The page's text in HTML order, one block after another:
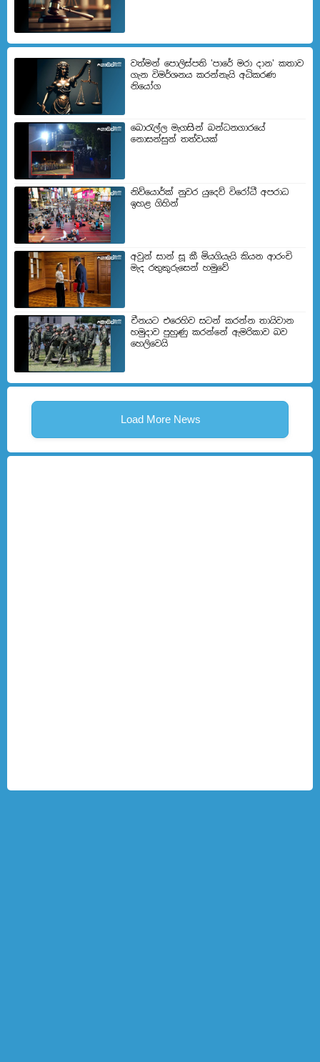
වත්මන් පොලිස්පති 'පාරේ මරා දාන' කතාව
ගැන විමර්ශනය කරන්නැයි අධිකරණ
නියෝග
බොරැල්ල මැගසින් බන්ධනගාරයේ
නොසන්සුන් තත්වයක්
නිව්යොර්ක් නුවර යුදෙව් විරෝධී අපරාධ
ඉහළ ගිහින්
අවුන් සාන් සූ කී මියගියැයි කියන ආරංචි
මැද රතුකුරුසෙන් හමුවේ
චීනයට එරෙහිව සටන් කරන්න තායිවාන
හමුදාව පුහුණු කරන්නේ ඇමරිකාව බව
හෙලිවෙයි
Load More News